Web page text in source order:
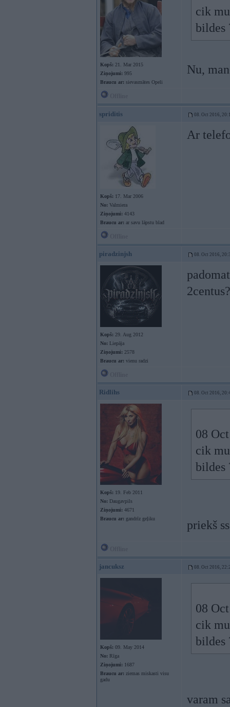
Kopš: 21. Mar 2015
Ziņojumi: 995
Braucu ar: sievasmātes Opeli
cik
bildes
Nu,
spriditis 08. Oct 2016,
Kopš: 17. Mar 2006
No: Valmiera
Ziņojumi: 4143
Braucu ar: ar savu lāpstu blad
Ar
piradzinjsh 08. Oct 2016,
Kopš: 29. Aug 2012
No: Liepāja
Ziņojumi: 2578
Braucu ar: vienu radzi
Ridlihs 08. Oct 2016,
Kopš: 19. Feb 2011
No: Daugavpils
Ziņojumi: 4671
Braucu ar: gandrīz geļiku
08
cik
bildes
priekš
jancuksz 08. Oct 2016,
Kopš: 09. May 2014
No: Rīga
Ziņojumi: 1687
Braucu ar: ziemas miskasti visu
gadu
08
cik
bildes
varam